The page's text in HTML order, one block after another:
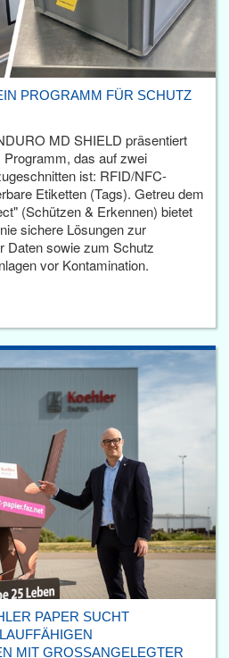
PROGRAMM FÜR SCHUTZ
MD SHIELD präsentiert
das auf zwei
ist: RFID/NFC-
Etiketten (Tags). Getreu dem
(Schützen & Erkennen) bietet
sichere Lösungen zur
Daten sowie zum Schutz
vor Kontamination.
PAPER SUCHT
MIT GROSSANGELEGTER R